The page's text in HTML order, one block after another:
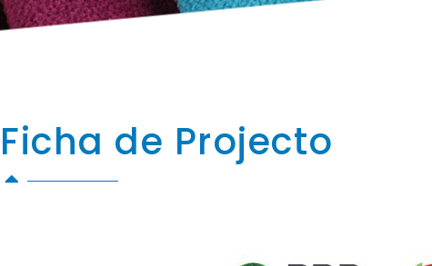
Ficha de Projecto